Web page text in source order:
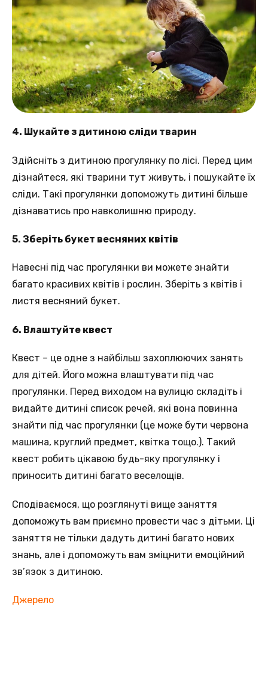
4. Шукайте з дитиною сліди тварин
Здійсніть з дитиною прогулянку по лісі. Перед цим
дізнайтеся, які тварини тут живуть, і пошукайте їх
сліди. Такі прогулянки допоможуть дитині більше
дізнаватись про навколишню природу.
5. Зберіть букет весняних квітів
Навесні під час прогулянки ви можете знайти
багато красивих квітів і рослин. Зберіть з квітів і
листя весняний букет.
6. Влаштуйте квест
Квест – це одне з найбільш захоплюючих занять
для дітей. Його можна влаштувати під час
прогулянки. Перед виходом на вулицю складіть і
видайте дитині список речей, які вона повинна
знайти під час прогулянки (це може бути червона
машина, круглий предмет, квітка тощо.). Такий
квест робить цікавою будь-яку прогулянку і
приносить дитині багато веселощів.
Сподіваємося, що розглянуті вище заняття
допоможуть вам приємно провести час з дітьми. Ці
заняття не тільки дадуть дитині багато нових
знань, але і допоможуть вам зміцнити емоційний
зв’язок з дитиною.
Джерело